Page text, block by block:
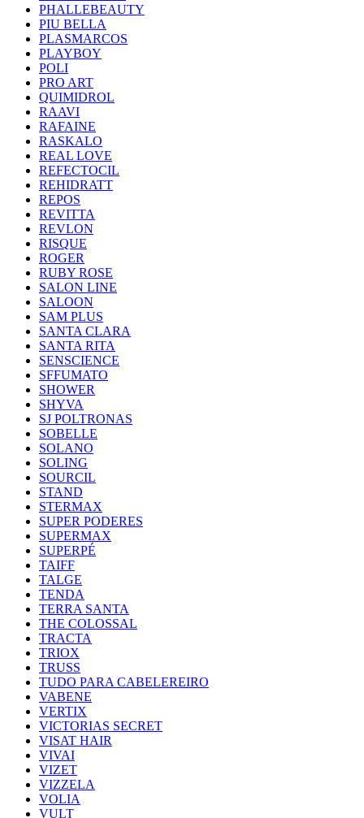
PHALLEBEAUTY
PIU BELLA
PLASMARCOS
PLAYBOY
POLI
PRO ART
QUIMIDROL
RAAVI
RAFAINE
RASKALO
REAL LOVE
REFECTOCIL
REHIDRATT
REPOS
REVITTA
REVLON
RISQUE
ROGER
RUBY ROSE
SALON LINE
SALOON
SAM PLUS
SANTA CLARA
SANTA RITA
SENSCIENCE
SFFUMATO
SHOWER
SHYVA
SJ POLTRONAS
SOBELLE
SOLANO
SOLING
SOURCIL
STAND
STERMAX
SUPER PODERES
SUPERMAX
SUPERPÉ
TAIFF
TALGE
TENDA
TERRA SANTA
THE COLOSSAL
TRACTA
TRIOX
TRUSS
TUDO PARA CABELEREIRO
VABENE
VERTIX
VICTORIAS SECRET
VISAT HAIR
VIVAI
VIZET
VIZZELA
VOLIA
VULT